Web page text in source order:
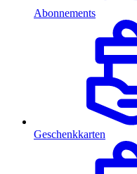
Abonnements
Geschenkkarten